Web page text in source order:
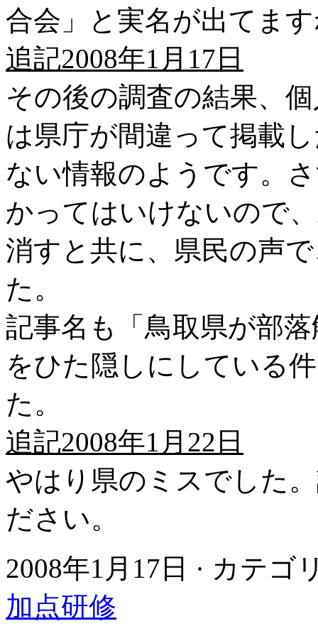
合会」と実名が出てま
追記2008年1月17日
その後の調査の結果、
は県庁が間違って掲載
ない情報のようです。
かってはいけないので
消すと共に、県民の声
た。
記事名も「鳥取県が部
をひた隠しにしている
た。
追記2008年1月22日
やはり県のミスでした
ださい。
2008年1月17日 · カテゴ
加点研修